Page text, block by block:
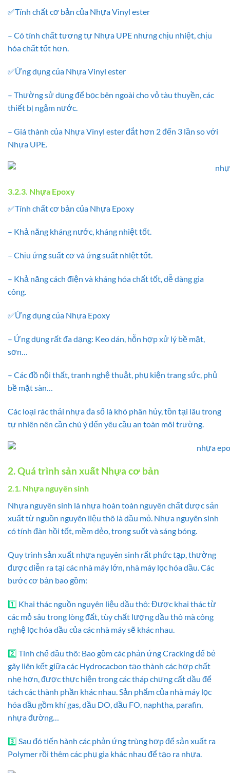
✅Tính chất cơ bản của Nhựa Vinyl ester
– Có tính chất tương tự Nhựa UPE nhưng chịu nhiệt, chịu
hóa chất tốt hơn.
✅Ứng dụng của Nhựa Vinyl ester
– Thường sử dụng để bọc bên ngoài cho vỏ tàu thuyền, các
thiết bị ngậm nước.
– Giá thành của Nhựa Vinyl ester đắt hơn 2 đến 3 lần so với
Nhựa UPE.
3.2.3. Nhựa Epoxy
✅Tính chất cơ bản của Nhựa Epoxy
– Khả năng kháng nước, kháng nhiệt tốt.
– Chịu ứng suất cơ và ứng suất nhiệt tốt.
– Khả năng cách điện và kháng hóa chất tốt, dễ dàng gia
công.
✅Ứng dụng của Nhựa Epoxy
– Ứng dụng rất đa dạng: Keo dán, hỗn hợp xử lý bề mặt,
sơn…
– Các đồ nội thất, tranh nghệ thuật, phụ kiện trang sức, phủ
bề mặt sàn…
Các loại rác thải nhựa đa số là khó phân hủy, tồn tại lâu trong
tự nhiên nên cần chú ý đến yêu cầu an toàn môi trường.
2. Quá trình sản xuất Nhựa cơ bản
2.1. Nhựa nguyên sinh
Nhựa nguyên sinh là nhựa hoàn toàn nguyên chất được sản
xuất từ nguồn nguyên liệu thô là dầu mỏ. Nhựa nguyên sinh
có tính đàn hồi tốt, mềm dẻo, trong suốt và sáng bóng.
Quy trình sản xuất nhựa nguyên sinh rất phức tạp, thường
được diễn ra tại các nhà máy lớn, nhà máy lọc hóa dầu. Các
bước cơ bản bao gồm:
1️⃣ Khai thác nguồn nguyên liệu dầu thô: Được khai thác từ
các mỏ sâu trong lòng đất, tùy chất lượng dầu thô mà công
nghệ lọc hóa dầu của các nhà máy sẽ khác nhau.
2️⃣ Tinh chế dầu thô: Bao gồm các phản ứng Cracking để bẻ
gãy liên kết giữa các Hydrocacbon tạo thành các hợp chất
nhẹ hơn, được thực hiện trong các tháp chưng cất dầu để
tách các thành phần khác nhau. Sản phẩm của nhà máy lọc
hóa dầu gồm khí gas, dầu DO, dầu FO, naphtha, parafin,
nhựa đường…
3️⃣ Sau đó tiến hành các phản ứng trùng hợp để sản xuất ra
Polymer rồi thêm các phụ gia khác nhau để tạo ra nhựa.